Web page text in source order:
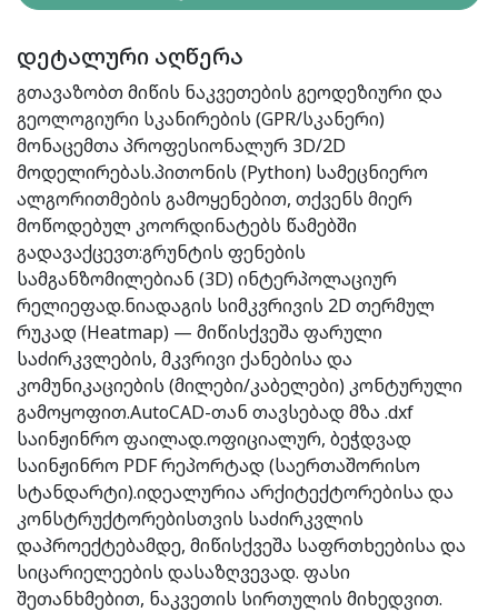
დეტალური აღწერა
გთავაზობთ მიწის ნაკვეთების გეოდეზიური და
გეოლოგიური სკანირების (GPR/სკანერი)
მონაცემთა პროფესიონალურ 3D/2D
მოდელირებას.პითონის (Python) სამეცნიერო
ალგორითმების გამოყენებით, თქვენს მიერ
მოწოდებულ კოორდინატებს წამებში
გადავაქცევთ:გრუნტის ფენების
სამგანზომილებიან (3D) ინტერპოლაციურ
რელიეფად.ნიადაგის სიმკვრივის 2D თერმულ
რუკად (Heatmap) — მიწისქვეშა ფარული
საძირკვლების, მკვრივი ქანებისა და
კომუნიკაციების (მილები/კაბელები) კონტურული
გამოყოფით.AutoCAD-თან თავსებად მზა .dxf
საინჟინრო ფაილად.ოფიციალურ, ბეჭდვად
საინჟინრო PDF რეპორტად (საერთაშორისო
სტანდარტი).იდეალურია არქიტექტორებისა და
კონსტრუქტორებისთვის საძირკვლის
დაპროექტებამდე, მიწისქვეშა საფრთხეებისა და
სიცარიელეების დასაზღვევად. ფასი
შეთანხმებით, ნაკვეთის სირთულის მიხედვით.